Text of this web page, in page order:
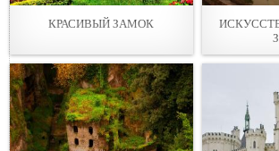
КРАСИВЫЙ ЗАМОК